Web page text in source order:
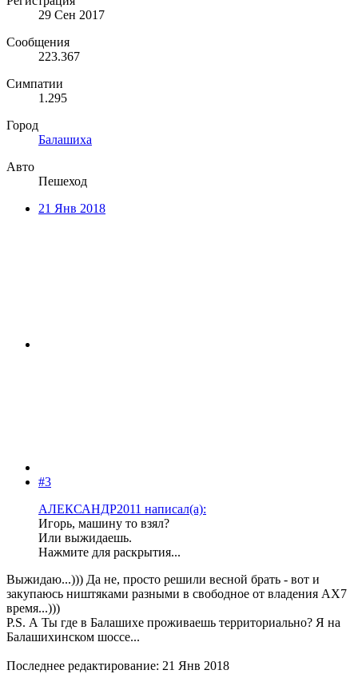
29 Сен 2017
Сообщения
223.367
Симпатии
1.295
Город
Балашиха
Авто
Пешеход
21 Янв 2018
#3
АЛЕКСАНДР2011 написал(а):
Игорь, машину то взял?
Или выжидаешь.
Нажмите для раскрытия...
Выжидаю...))) Да не, просто решили весной брать - вот и
закупаюсь ништяками разными в свободное от владения АХ7
время...)))
P.S. А Ты где в Балашихе проживаешь территориально? Я на
Балашихинском шоссе...
Последнее редактирование: 21 Янв 2018